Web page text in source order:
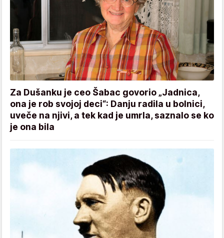
Za Dušanku je ceo Šabac govorio „Jadnica,
ona je rob svojoj deci“: Danju radila u bolnici,
uveče na njivi, a tek kad je umrla, saznalo se ko
je ona bila